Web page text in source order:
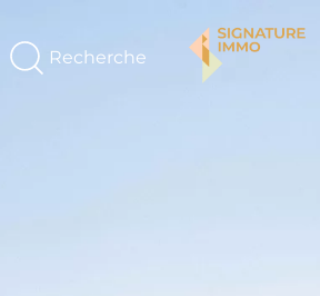
Recherche